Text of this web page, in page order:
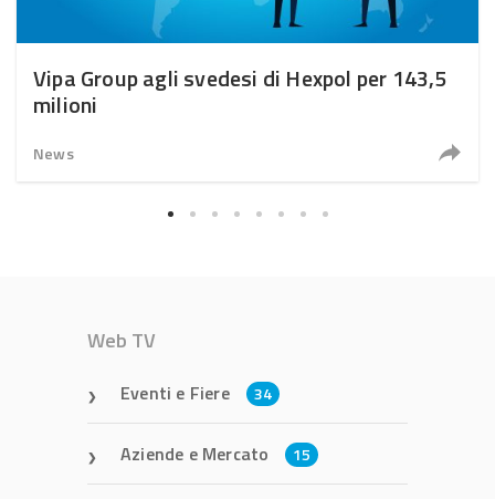
Vipa Group agli svedesi di Hexpol per 143,5
milioni
News
Web TV
Eventi e Fiere 34
Aziende e Mercato 15